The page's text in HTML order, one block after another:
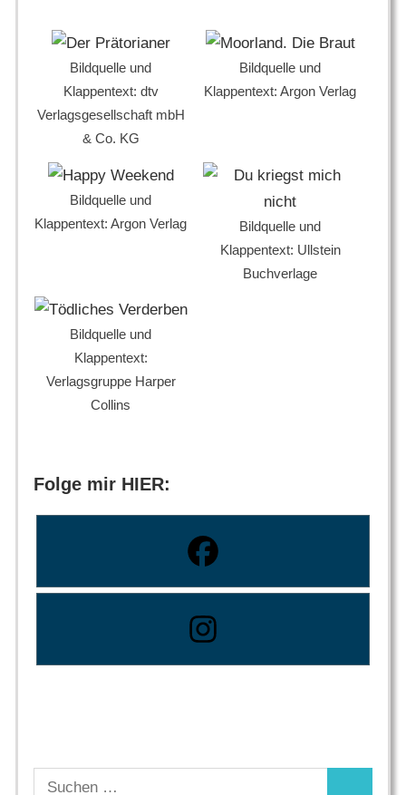
Bildquelle und
Klappentext: dtv
Verlagsgesellschaft mbH
& Co. KG
Bildquelle und
Klappentext: Argon Verlag
Bildquelle und
Klappentext: Argon Verlag
Bildquelle und
Klappentext: Ullstein
Buchverlage
Bildquelle und
Klappentext:
Verlagsgruppe Harper
Collins
Folge mir HIER:
Suchen